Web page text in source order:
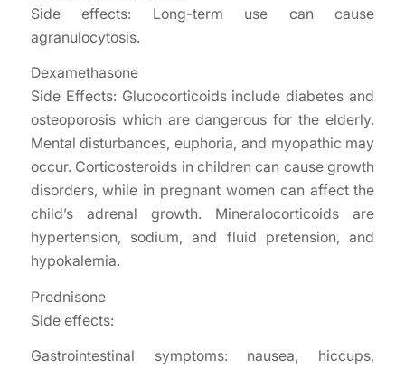
Side effects: Long-term use can cause
agranulocytosis.
Dexamethasone
Side Effects: Glucocorticoids include diabetes and
osteoporosis which are dangerous for the elderly.
Mental disturbances, euphoria, and myopathic may
occur. Corticosteroids in children can cause growth
disorders, while in pregnant women can affect the
child’s adrenal growth. Mineralocorticoids are
hypertension, sodium, and fluid pretension, and
hypokalemia.
Prednisone
Side effects:
Gastrointestinal symptoms: nausea, hiccups,